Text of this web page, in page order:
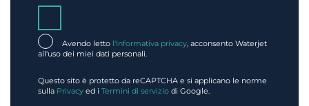
Avendo letto l'Informativa privacy, acconsento Waterjet
all'uso dei miei dati personali.
Questo sito è protetto da reCAPTCHA e si applicano le norme
sulla Privacy ed i Termini di servizio di Google.